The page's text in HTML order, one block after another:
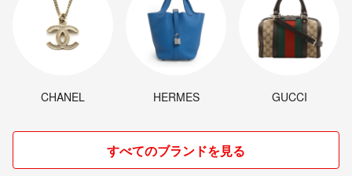
CHANEL HERMES GUCCI
すべてのブランドを見る